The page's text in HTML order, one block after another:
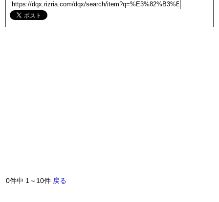
0件中 1～10件 戻る